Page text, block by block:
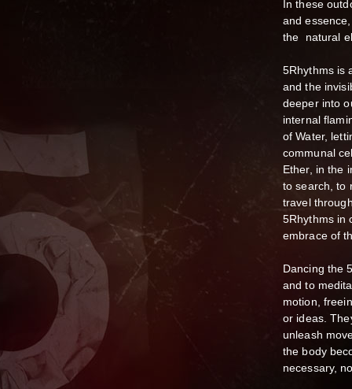
In these
and
the natural
5Rhythms is
and the
deeper into
internal
of Water,
communal
Ether, in the
to search, to
travel
5Rhythms in
embrace of
Dancing the
and to
motion,
or ideas.
unleash
the body
necessary,